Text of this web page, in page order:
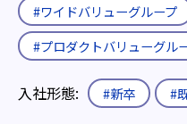
#ワイドバリューグループ
#プロダクトバリューグル
入社形態: #新卒 #